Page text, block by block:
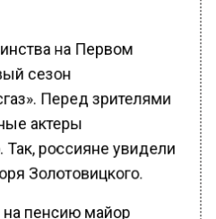
на Первом
сезон
Перед зрителями
актеры
Так, россияне увидели
Золотовицкого.
пенсию майор